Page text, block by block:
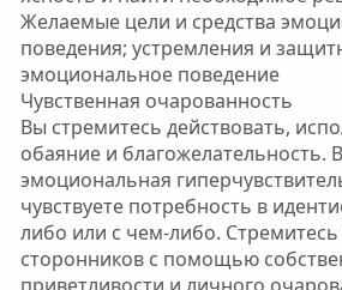
Желаемые цели и средства
поведения; устремления и
эмоциональное поведение
Чувственная очарованность
Вы стремитесь действовать,
обаяние и благожелательность.
эмоциональная
чувствуете потребность в
либо или с чем-либо.
сторонников с помощью